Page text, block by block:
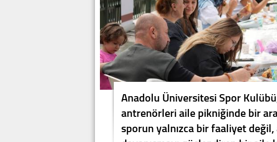
Anadolu Üniversitesi Spor
antrenörleri aile pikniğinde bir
sporun yalnızca bir faaliyet değil,